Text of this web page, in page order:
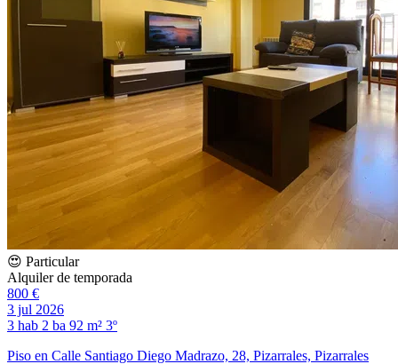
😍 Particular
Alquiler de temporada
800 €
3 jul 2026
3 hab 2 ba 92 m² 3º
Piso en Calle Santiago Diego Madrazo, 28, Pizarrales, Pizarrales